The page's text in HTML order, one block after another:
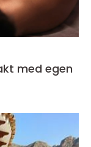
med egen